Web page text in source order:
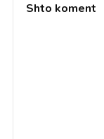
Shto koment